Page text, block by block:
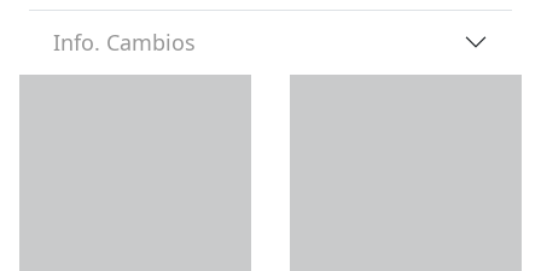
Info. Cambios